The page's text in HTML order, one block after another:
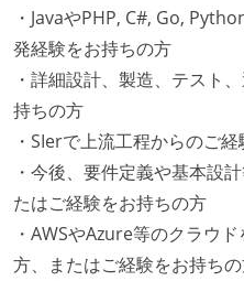
・JavaやPHP, C#, Go,
発経験をお持ちの方
・詳細設計、製造、テスト
持ちの方
・SIerで上流工程からのご
・今後、要件定義や基本設
たはご経験をお持ちの方
・AWSやAzure等のクラウ
方、またはご経験をお持ち